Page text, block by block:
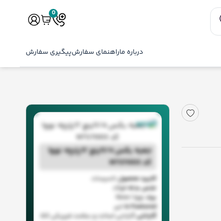
0
درباره ماراهنمای سفارشپیگیری سفارش
ناموجود
جعبه بکس 1/4اینچ 17پارچه نووا
کد NTS7003
کاربرد محصولتاسیسات
جنس بدنهفولاد
برند نووا ا Nova
Is Featuredخیر
گارانتیگارانتی اصالت و سلامت فیزیکی کالا